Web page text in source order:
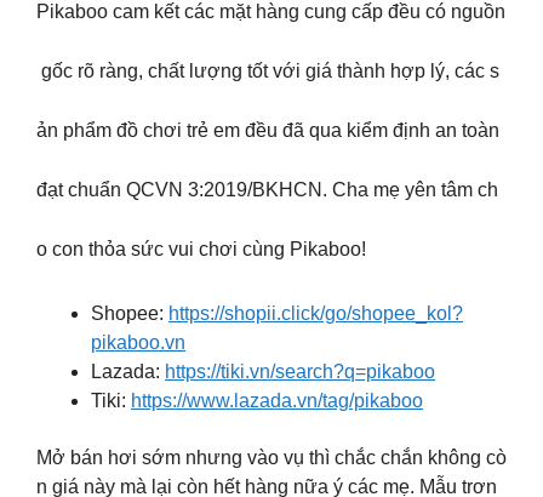
Pikaboo cam kết các mặt hàng cung cấp đều có nguồn
gốc rõ ràng, chất lượng tốt với giá thành hợp lý, các s
ản phẩm đồ chơi trẻ em đều đã qua kiểm định an toàn
đạt chuẩn QCVN 3:2019/BKHCN. Cha mẹ yên tâm ch
o con thỏa sức vui chơi cùng Pikaboo!
Shopee: https://shopii.click/go/shopee_kol?
pikaboo.vn
Lazada: https://tiki.vn/search?q=pikaboo
Tiki: https://www.lazada.vn/tag/pikaboo
Mở bán hơi sớm nhưng vào vụ thì chắc chắn không cò
n giá này mà lại còn hết hàng nữa ý các mẹ. Mẫu trơn